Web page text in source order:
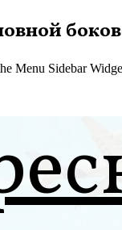
Menu Sidebar